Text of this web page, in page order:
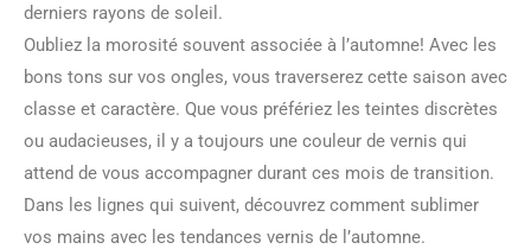
derniers rayons de soleil.
Oubliez la morosité souvent associée à l’automne! Avec les
bons tons sur vos ongles, vous traverserez cette saison avec
classe et caractère. Que vous préfériez les teintes discrètes
ou audacieuses, il y a toujours une couleur de vernis qui
attend de vous accompagner durant ces mois de transition.
Dans les lignes qui suivent, découvrez comment sublimer
vos mains avec les tendances vernis de l’automne.